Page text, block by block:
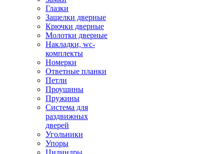
Глазки
Защелки дверные
Крючки дверные
Молотки дверные
Накладки, wc-
комплекты
Номерки
Ответные планки
Петли
Проушины
Пружины
Система для
раздвижных
дверей
Угольники
Упоры
Цилиндры